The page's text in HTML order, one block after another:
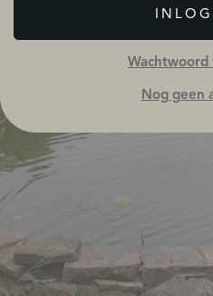
Wachtwoord
Nog geen